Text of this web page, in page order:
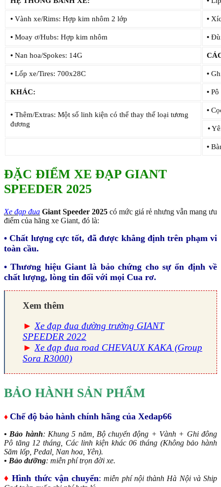
• Vành xe/Rims: Hợp kim nhôm 2 lớp •
• Moay ơ/Hubs: Hợp kim nhôm •Đùi
• Nan hoa/Spokes: 14G
• Lốp xe/Tires: 700x28C •
KHÁC: •Pô
• Thêm/Extras: Một số linh kiện có thể thay thế loại tương
đương
•
•
•
ĐẶC ĐIỂM XE ĐẠP GIANT
SPEEDER 2025
Xe đạp đua Giant Speeder 2025 có mức giá rẻ nhưng vẫn mang ưu
điểm của hãng xe Giant, đó là:
• Chất lượng cực tốt, đã được khẳng định trên phạm vi
toàn cầu.
• Thương hiệu Giant là bảo chứng cho sự ổn định về
chất lượng, lòng tin đối với mọi Cua rơ.
Xem thêm
► Xe đạp đua đường trường GIANT
SPEEDER 2022
► Xe đạp đua road CHEVAUX KAKA (Group
Sora R3000)
BẢO HÀNH SẢN PHẨM
♦ Chế độ bảo hành chính hãng của Xedap66
• Bảo hành: Khung 5 năm, Bộ chuyển động + Vành + Ghi đông
Pô tăng 12 tháng, Các linh kiện khác 06 tháng (Không bảo hành
Săm lốp, Pedal, Nan hoa, Yên).
• Bảo dưỡng: miễn phí trọn đời xe.
♦ Hình thức vận chuyển: miễn phí nội thành Hà Nội và Ship